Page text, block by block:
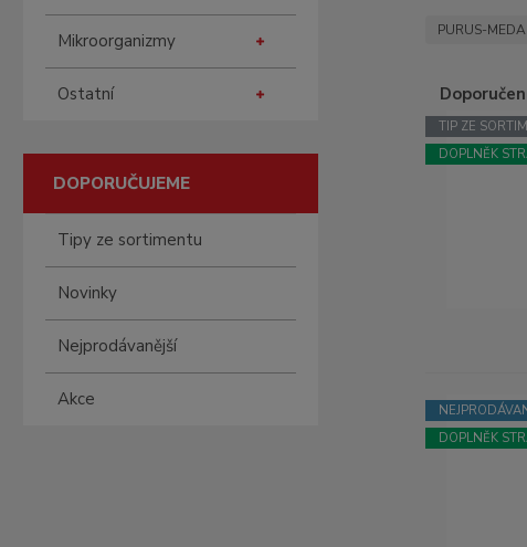
PURUS-MEDA
Ř
k
t
ů
TIP ZE
DOPLNĚK
DOPLNĚK
Mikroorganizmy
Ostatní
DOPORUČUJEME
Tipy ze sortimentu
Novinky
Nejprodávanější
Akce